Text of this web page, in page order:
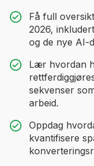
Få full
2026,
og de nye AI-
Lær hvordan
sekvenser
arbeid.
Oppdag
kvantifisere